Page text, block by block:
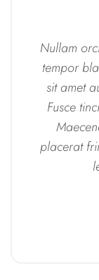
Nullam
tempor
sit amet
Fusce
placerat